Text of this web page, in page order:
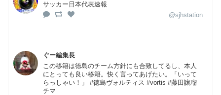
サッカー日本代表速報
@sjhstation
ぐー編集長
この移籍は徳島のチーム方針にも合致してるし、本人
にとっても良い移籍。快く言ってあげたい。「いって
らっしゃい！」 #徳島ヴォルティス #vortis #藤田譲瑠
チマ